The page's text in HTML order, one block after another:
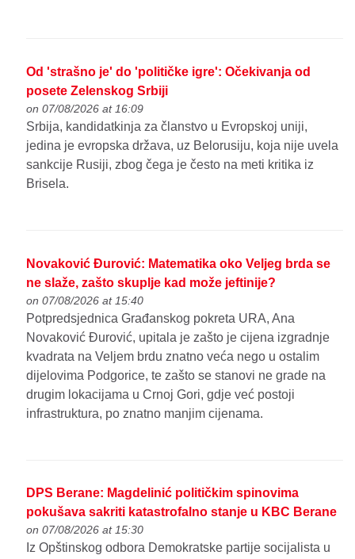
Od 'strašno je' do 'političke igre': Očekivanja od
posete Zelenskog Srbiji
on 07/08/2026 at 16:09
Srbija, kandidatkinja za članstvo u Evropskoj uniji,
jedina je evropska država, uz Belorusiju, koja nije uvela
sankcije Rusiji, zbog čega je često na meti kritika iz
Brisela.
Novaković Đurović: Matematika oko Veljeg brda se
ne slaže, zašto skuplje kad može jeftinije?
on 07/08/2026 at 15:40
Potpredsjednica Građanskog pokreta URA, Ana
Novaković Đurović, upitala je zašto je cijena izgradnje
kvadrata na Veljem brdu znatno veća nego u ostalim
dijelovima Podgorice, te zašto se stanovi ne grade na
drugim lokacijama u Crnoj Gori, gdje već postoji
infrastruktura, po znatno manjim cijenama.
DPS Berane: Magdelinić političkim spinovima
pokušava sakriti katastrofalno stanje u KBC Berane
on 07/08/2026 at 15:30
Iz Opštinskog odbora Demokratske partije socijalista u